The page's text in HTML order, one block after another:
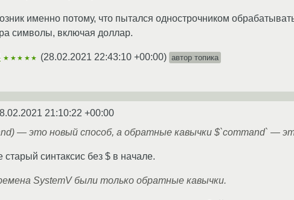
именно потому, что пытался однострочником
символы, включая доллар.
★★★★★ (28.02.2021 22:43:10 +00:00) автор топика
21:10:22 +00:00
— это новый способ, а обратные кавычки $`command` —
старый синтаксис без $ в начале.
SystemV были только обратные кавычки.